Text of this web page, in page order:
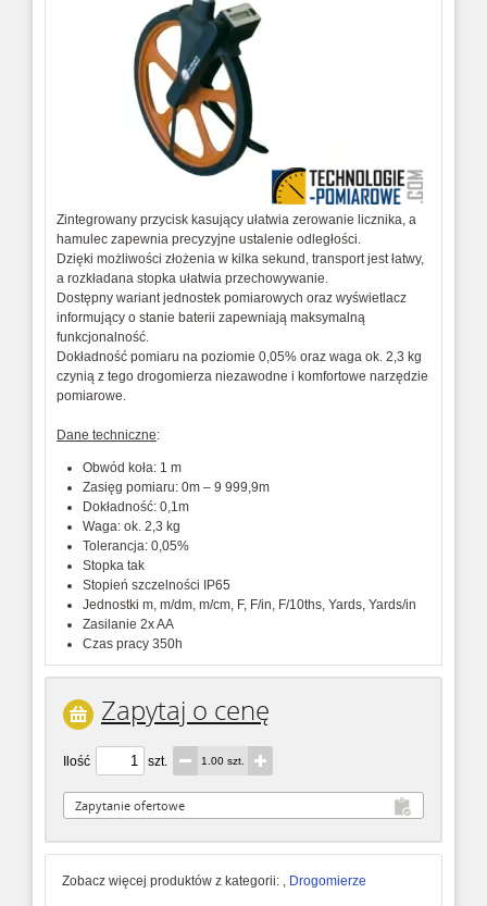
Zintegrowany przycisk kasujący ułatwia zerowanie licznika, a
hamulec zapewnia precyzyjne ustalenie odległości.
Dzięki możliwości złożenia w kilka sekund, transport jest łatwy,
a rozkładana stopka ułatwia przechowywanie.
Dostępny wariant jednostek pomiarowych oraz wyświetlacz
informujący o stanie baterii zapewniają maksymalną
funkcjonalność.
Dokładność pomiaru na poziomie 0,05% oraz waga ok. 2,3 kg
czynią z tego drogomierza niezawodne i komfortowe narzędzie
pomiarowe.
Dane techniczne:
Obwód koła: 1 m
Zasięg pomiaru: 0m – 9 999,9m
Dokładność: 0,1m
Waga: ok. 2,3 kg
Tolerancja: 0,05%
Stopka tak
Stopień szczelności IP65
Jednostki m, m/dm, m/cm, F, F/in, F/10ths, Yards, Yards/in
Zasilanie 2x AA
Czas pracy 350h
Zapytaj o cenę
Ilość szt. 1.00 szt.
Zobacz więcej produktów z kategorii: , Drogomierze